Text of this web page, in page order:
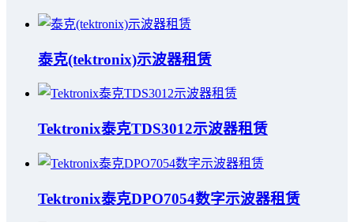
泰克(tektronix)示波器租赁
Tektronix泰克TDS3012示波器租赁
Tektronix泰克DPO7054数字示波器租赁